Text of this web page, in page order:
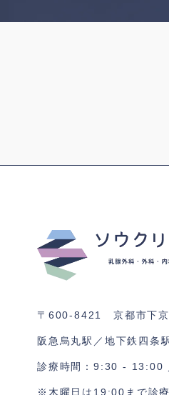
〒600-8421 京都市下京
阪急烏丸駅／地下鉄四条
診療時間：9:30 - 13:00
※木曜日は19:00まで診